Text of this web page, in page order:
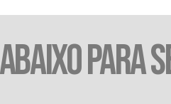
PARA